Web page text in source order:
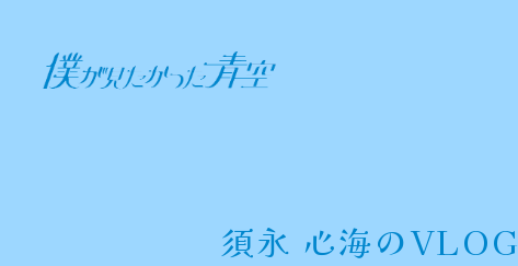
須永 心海のVLOG